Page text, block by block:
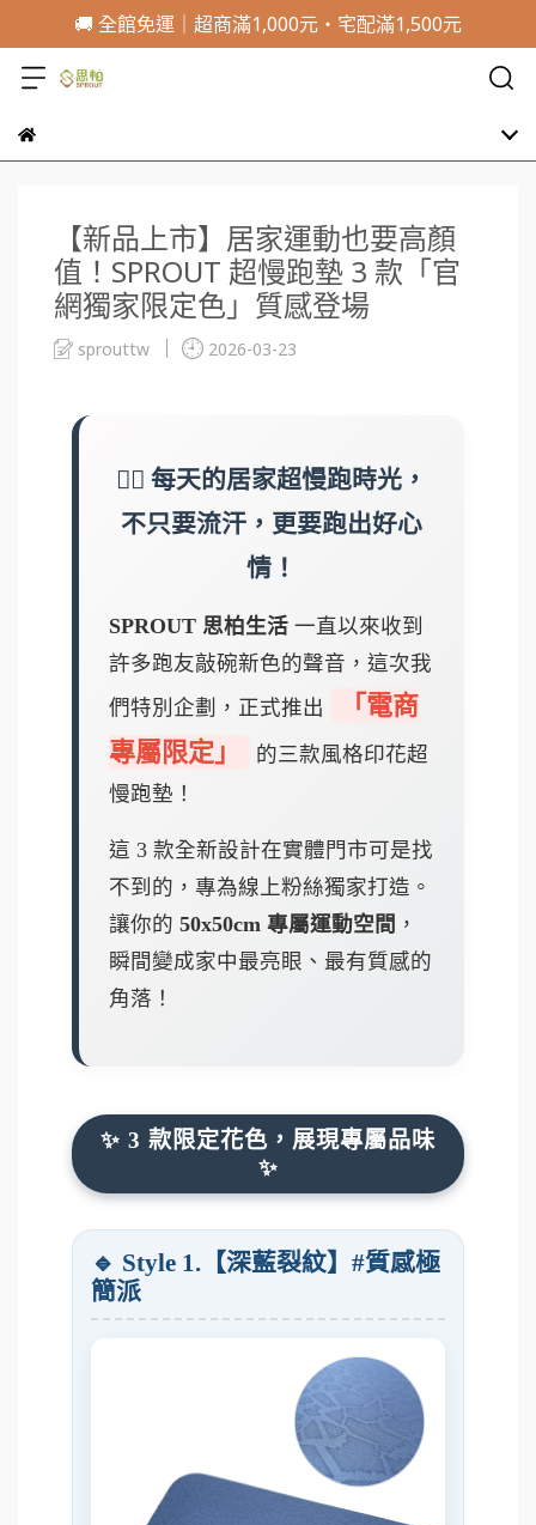
🚚 全館免運｜超商滿1,000元・宅配滿1,500元
【新品上市】居家運動也要高顏
值！SPROUT 超慢跑墊 3 款「官
網獨家限定色」質感登場
sprouttw 2026-03-23
🏃‍♀️ 每天的居家超慢跑時光，
不只要流汗，更要跑出好心
情！
SPROUT 思柏生活 一直以來收到
許多跑友敲碗新色的聲音，這次我
們特別企劃，正式推出
「電商
專屬限定」
的三款風格印花超
慢跑墊！
這 3 款全新設計在實體門市可是找
不到的，專為線上粉絲獨家打造。
讓你的 50x50cm 專屬運動空間 ，
瞬間變成家中最亮眼、最有質感的
角落！
✨ 3 款限定花色，展現專屬品味
✨
🔹 Style 1.【深藍裂紋】#質感極
簡派